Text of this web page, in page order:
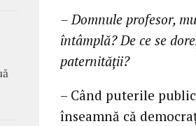
– Domnule profesor,
întâmplă? De ce se
paternităţii?
– Când puterile
înseamnă că